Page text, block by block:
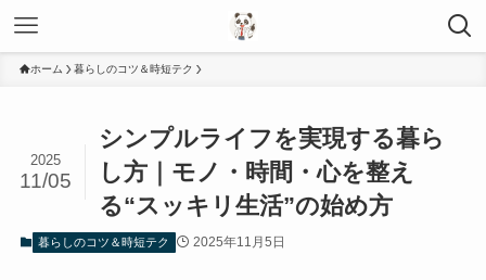
ホーム 暮らしのコツ＆時短テク
シンプルライフを実現する暮ら
し方｜モノ・時間・心を整え
る“スッキリ生活”の始め方
2025
11/05
暮らしのコツ＆時短テク 2025年11月5日